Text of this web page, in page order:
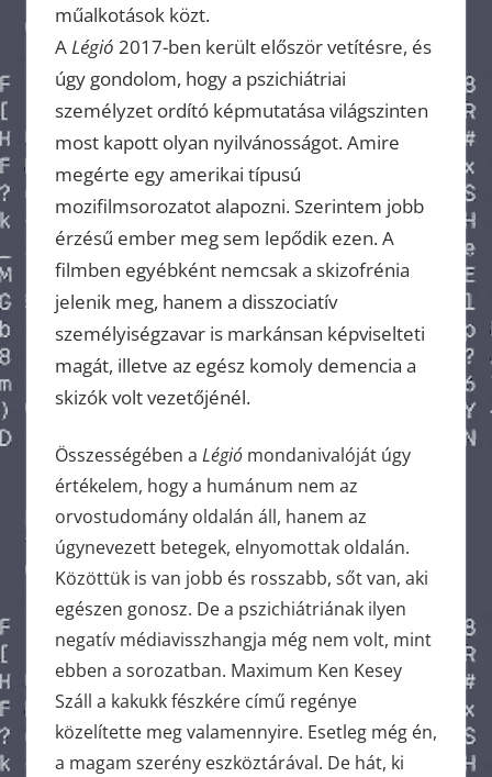
műalkotások közt.
ALégió 2017-ben került először vetítésre, és
úgy gondolom, hogy a pszichiátriai
személyzet ordító képmutatása világszinten
most kapott olyan nyilvánosságot. Amire
megérte egy amerikai típusú
mozifilmsorozatot alapozni. Szerintem jobb
érzésű ember meg sem lepődik ezen. A
filmben egyébként nemcsak a skizofrénia
jelenik meg, hanem a disszociatív
személyiségzavar is markánsan képviselteti
magát, illetve az egész komoly demencia a
skizók volt vezetőjénél.
Összességében a Légiómondanivalóját úgy
értékelem, hogy a humánum nem az
orvostudomány oldalán áll, hanem az
úgynevezett betegek, elnyomottak oldalán.
Közöttük is van jobb és rosszabb, sőt van, aki
egészen gonosz. De a pszichiátriának ilyen
negatív médiavisszhangja még nem volt, mint
ebben a sorozatban. Maximum Ken Kesey
Száll a kakukk fészkére című regénye
közelítette meg valamennyire. Esetleg még én,
a magam szerény eszköztárával. De hát, ki